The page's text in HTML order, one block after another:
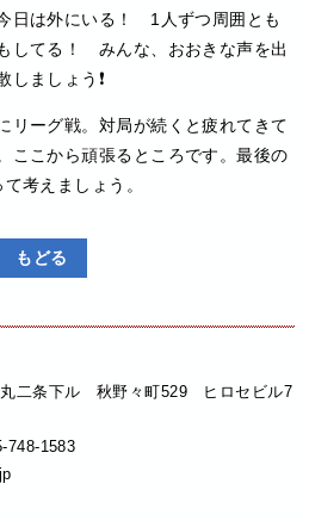
日は外にいる！ 1人ずつ周囲とも
してる！ みんな、おおきな声を出
しましょう❗️
リーグ戦。対局が続くと疲れてきて
ここから頑張るところです。最後の
考えましょう。
もどる
二条下ル 秋野々町529 ヒロセビル7
748-1583